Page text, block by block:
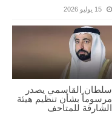
15 يوليو 2026
سلطان القاسمي يصدر
مرسوماً بشأن تنظيم هيئة
الشارقة للمتاحف